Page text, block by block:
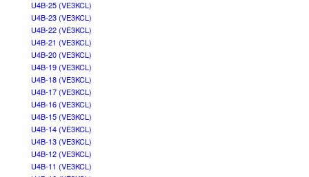
U4B-25 (VE3KCL)
U4B-23 (VE3KCL)
U4B-22 (VE3KCL)
U4B-21 (VE3KCL)
U4B-20 (VE3KCL)
U4B-19 (VE3KCL)
U4B-18 (VE3KCL)
U4B-17 (VE3KCL)
U4B-16 (VE3KCL)
U4B-15 (VE3KCL)
U4B-14 (VE3KCL)
U4B-13 (VE3KCL)
U4B-12 (VE3KCL)
U4B-11 (VE3KCL)